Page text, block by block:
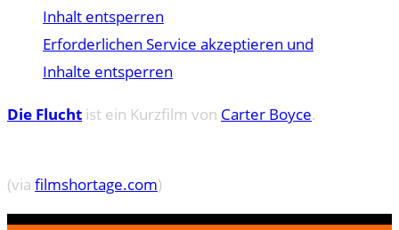
Inhalt entsperren
Erforderlichen Service akzeptieren und
Inhalte entsperren
Die Flucht ist ein Kurzfilm von Carter Boyce.
(via filmshortage.com)